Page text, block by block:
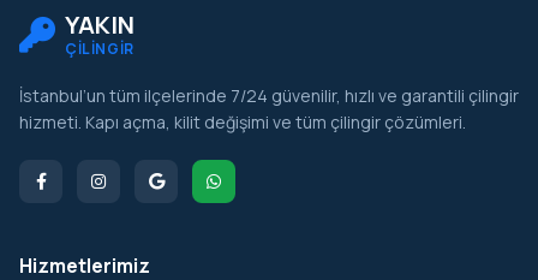
YAKIN
ÇİLİNGİR
İstanbul’un tüm ilçelerinde 7/24 güvenilir, hızlı ve garantili çilingir
hizmeti. Kapı açma, kilit değişimi ve tüm çilingir çözümleri.
Hizmetlerimiz